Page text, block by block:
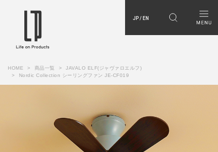
JP / EN
HOME 商品一覧
JAVALO ELF(ジャヴァロエルフ)
Nordic Collection シーリングファン JE-CF019